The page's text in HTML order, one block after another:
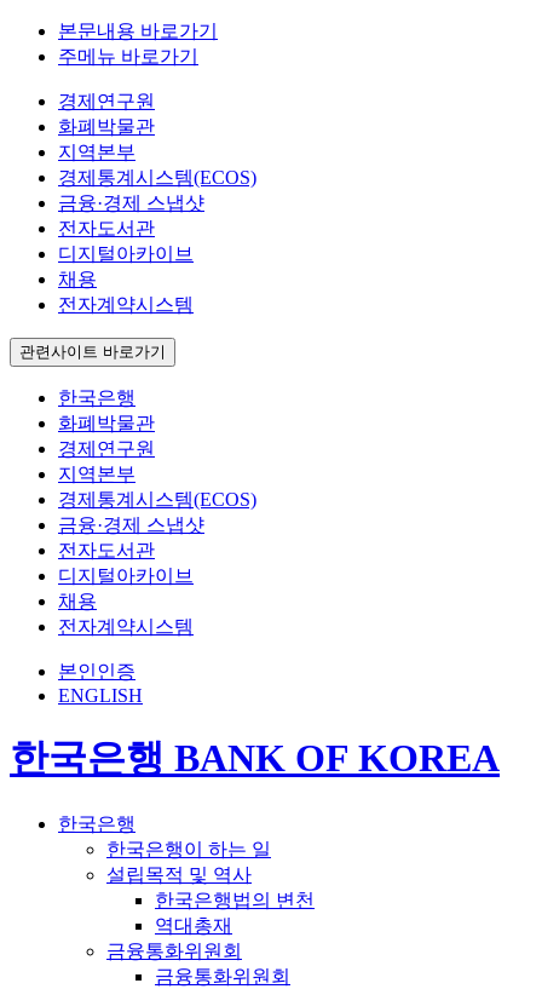
본문내용 바로가기
주메뉴 바로가기
경제연구원
화폐박물관
지역본부
경제통계시스템(ECOS)
금융·경제 스냅샷
전자도서관
디지털아카이브
채용
전자계약시스템
관련사이트 바로가기
한국은행
화폐박물관
경제연구원
지역본부
경제통계시스템(ECOS)
금융·경제 스냅샷
전자도서관
디지털아카이브
채용
전자계약시스템
본인인증
ENGLISH
한국은행 BANK OF KOREA
한국은행
한국은행이 하는 일
설립목적 및 역사
한국은행법의 변천
역대총재
금융통화위원회
금융통화위원회